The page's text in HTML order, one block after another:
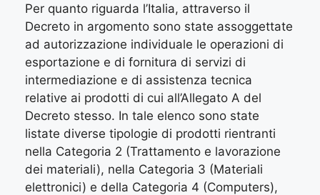
Per quanto riguarda l’Italia, attraverso il
Decreto in argomento sono state assoggettate
ad autorizzazione individuale le operazioni di
esportazione e di fornitura di servizi di
intermediazione e di assistenza tecnica
relative ai prodotti di cui all’Allegato A del
Decreto stesso. In tale elenco sono state
listate diverse tipologie di prodotti rientranti
nella Categoria 2 (Trattamento e lavorazione
dei materiali), nella Categoria 3 (Materiali
elettronici) e della Categoria 4 (Computers),